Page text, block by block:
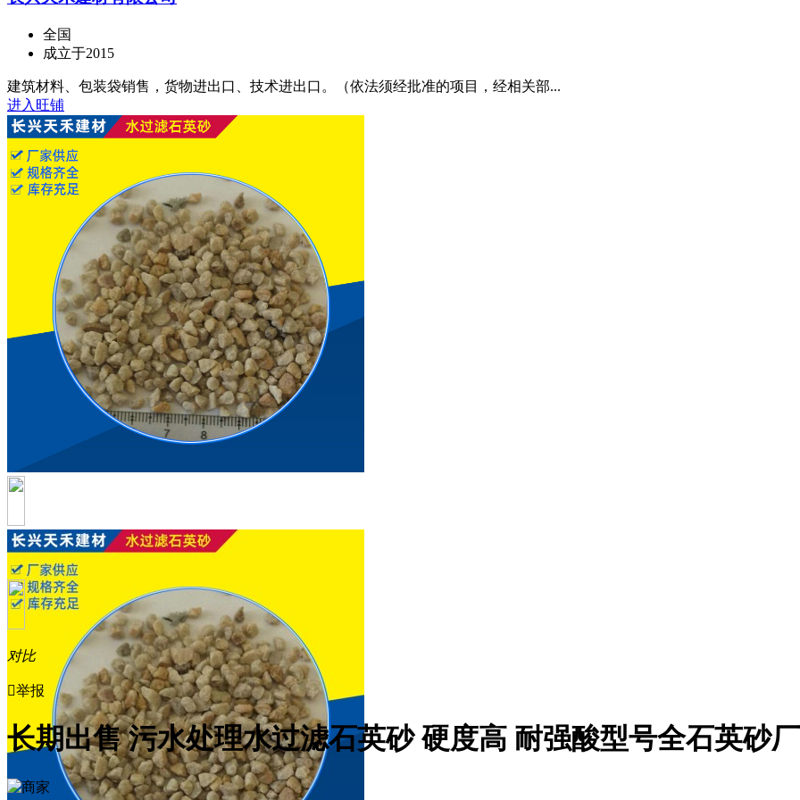
全国
成立于2015
建筑材料、包装袋销售，货物进出口、技术进出口。（依法须经批准的项目，经相关部...
进入旺铺
对比
举报
长期出售 污水处理水过滤石英砂 硬度高 耐强酸型号全石英砂